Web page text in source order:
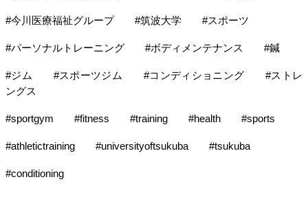
#今川医療福祉グループ　　#筑波大学　　#スポーツ
#パーソナルトレーニング　　#ボディメンテナンス　　#鍼
#ジム　　#スポーツジム　　#コンディショニング　　#ストレ
ングス
#sportgym　　#fitness　　#training　　#health　　#sports
#athletictraining　　#universityoftsukuba　　#tsukuba
#conditioning